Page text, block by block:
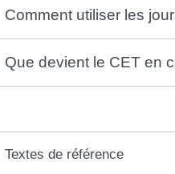
Comment utiliser les
Que devient le CET en
Textes de référence